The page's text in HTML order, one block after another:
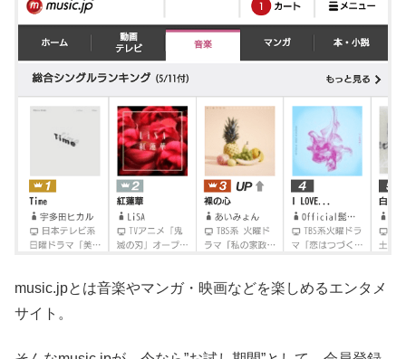
music.jpとは音楽やマンガ・映画などを楽しめるエンタメ
サイト。